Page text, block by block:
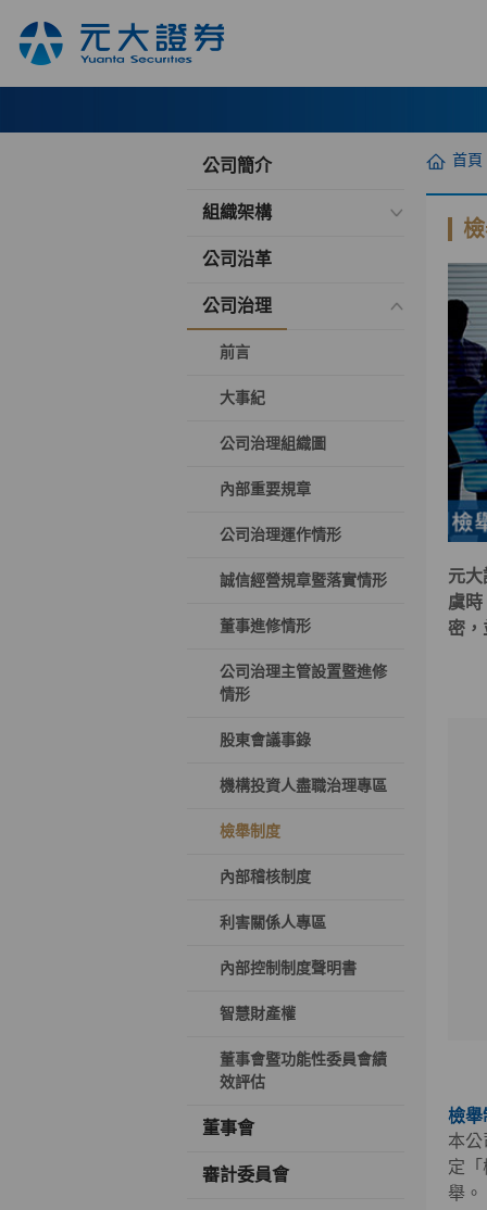
公司簡介
組織架構
公司沿革
公司治理
前言
大事紀
公司治理組織圖
內部重要規章
公司治理運作情形
誠信經營規章暨落實情形
董事進修情形
公司治理主管設置暨進修
情形
股東會議事錄
機構投資人盡職治理專區
檢舉制度
內部稽核制度
利害關係人專區
內部控制制度聲明書
智慧財產權
董事會暨功能性委員會績
效評估
董事會
審計委員會
首頁
元
虞
密，
檢舉
本
定
舉。